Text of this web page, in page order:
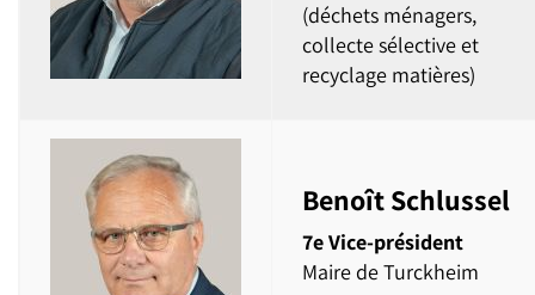
(déchets ménagers,
collecte sélective et
recyclage matières)
Benoît Schlussel
7e Vice-président
Maire de Turckheim